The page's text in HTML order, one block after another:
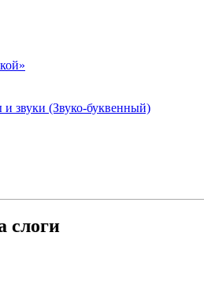
и звуки (Звуко-буквенный)
слоги